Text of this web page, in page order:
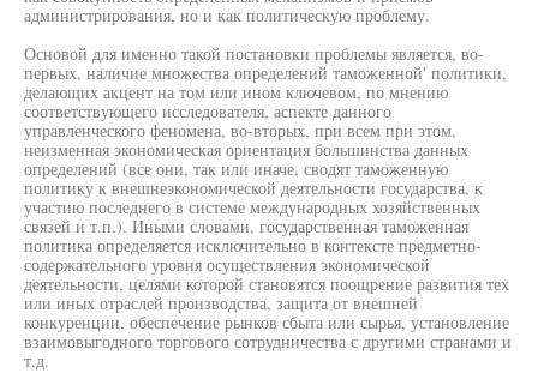
администрирования, но и как политическую проблему.
Основой для именно такой постановки проблемы является, во-
первых, наличие множества определений таможенной' политики,
делающих акцент на том или ином ключевом, по мнению
соответствующего исследователя, аспекте данного
управленческого феномена, во-вторых, при всем при этом,
неизменная экономическая ориентация большинства данных
определений (все они, так или иначе, сводят таможенную
политику к внешнеэкономической деятельности государства, к
участию последнего в системе международных хозяйственных
связей и т.п.). Иными словами, государственная таможенная
политика определяется исключительно в контексте предметно-
содержательного уровня осуществления экономической
деятельности, целями которой становятся поощрение развития тех
или иных отраслей производства, защита от внешней
конкуренции, обеспечение рынков сбыта или сырья, установление
взаимовыгодного торгового сотрудничества с другими странами и
т.д.